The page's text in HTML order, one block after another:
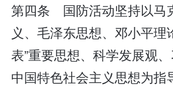
第四条 国防活动坚持以马
义、毛泽东思想、邓小平理
表”重要思想、科学发展观
中国特色社会主义思想为指